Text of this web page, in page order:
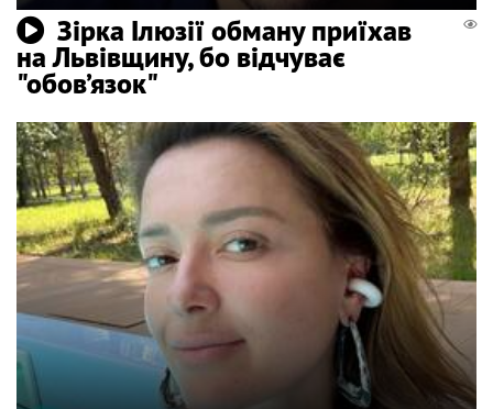
Зірка Ілюзії обману приїхав
на Львівщину, бо відчуває
"обов’язок"